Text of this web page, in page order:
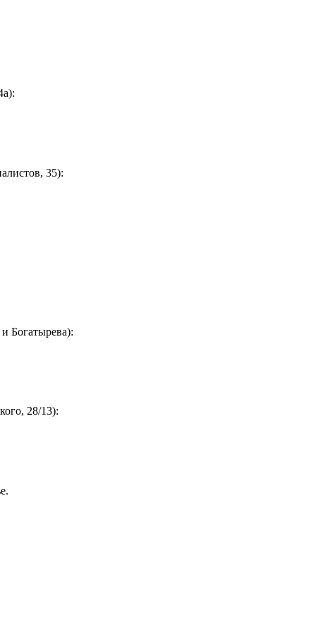
35):
Богатырева):
28/13):